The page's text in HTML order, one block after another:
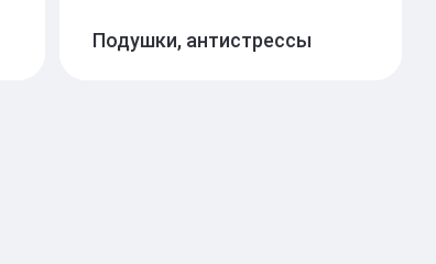
Подушки, антистрессы